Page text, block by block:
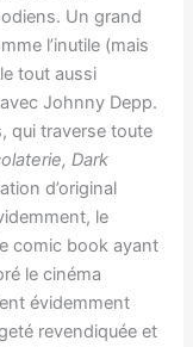
Un grand
l’inutile (mais
tout aussi
avec Johnny Depp.
qui traverse toute
Dark
d’original
le
comic book ayant
le cinéma
évidemment
revendiquée et